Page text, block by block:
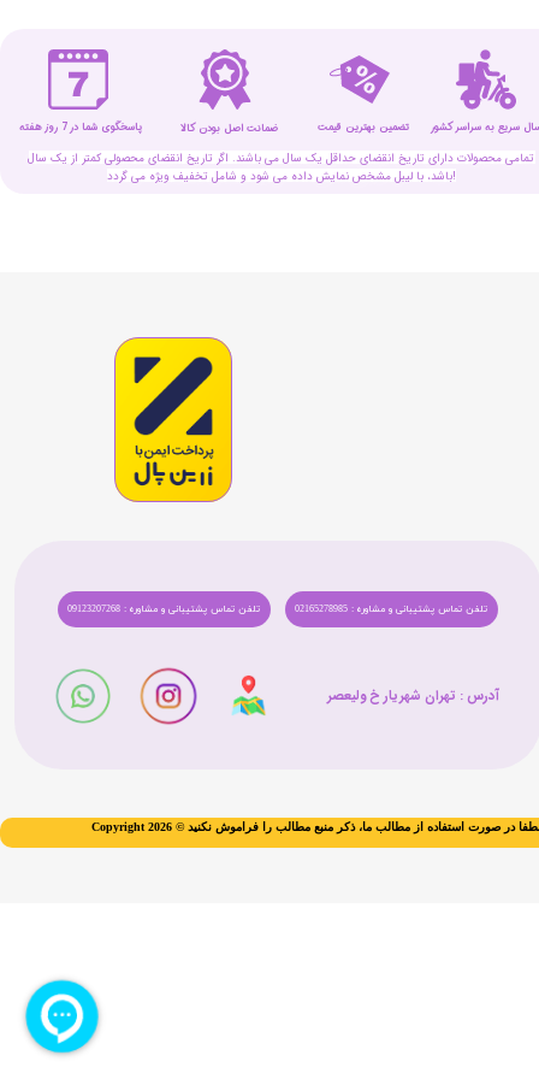
تمامی محصولات دارای تاریخ انقضای حداقل یک سال می باشند. اگر تاریخ انقضای محصولی کمتر از یک سال
باشد، با لیبل مشخص نمایش داده می شود و شامل تخفیف ویژه می گردد!
ضمانت اصل بودن کالا تضمین بهترین قیمت پاسخگوی شما در 7 روز هفته سریع به سراسر کشور
تلفن تماس پشتیبانی و مشاوره : 09123207268 تلفن تماس پشتیبانی و مشاوره : 02165278985
آدرس : تهران شهریار خ ولیعصر​​​​​​​